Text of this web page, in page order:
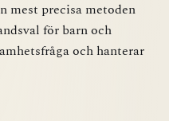
mest precisa metoden
för barn och
och hanterar